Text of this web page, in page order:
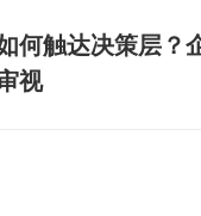
何触达决策层？
视